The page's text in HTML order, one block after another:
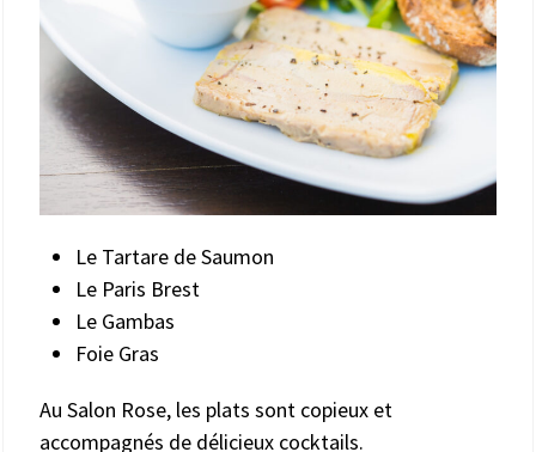
Le Tartare de Saumon
Le Paris Brest
Le Gambas
Foie Gras
Au Salon Rose, les plats sont copieux et
accompagnés de délicieux cocktails.